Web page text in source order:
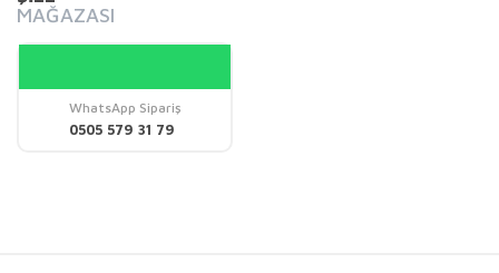
MAĞAZASI
WhatsApp Sipariş
0505 579 31 79